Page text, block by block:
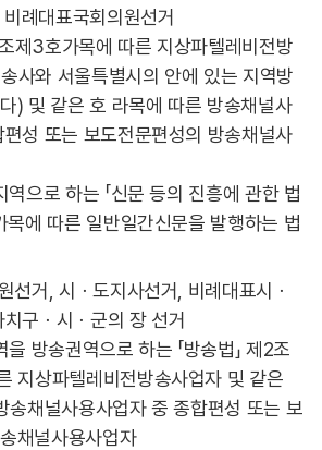
례대표국회의원선거
조제3호가목에 따른 지상파텔레비전방
사와 서울특별시의 안에 있는 지역방
) 및 같은 호 라목에 따른 방송채널사
성 또는 보도전문편성의 방송채널사
역으로 하는 「신문 등의 진흥에 관한 법
목에 따른 일반일간신문을 발행하는 법
선거, 시ㆍ도지사선거, 비례대표시ㆍ
구ㆍ시ㆍ군의 장 선거
방송권역으로 하는 「방송법」 제2조
지상파텔레비전방송사업자 및 같은
송채널사용사업자 중 종합편성 또는 보
채널사용사업자